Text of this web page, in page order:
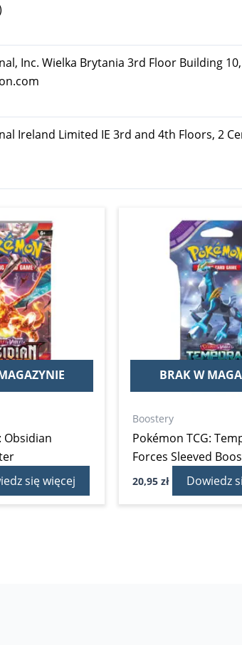
Inc. Wielka Brytania 3rd Floor Building 10,
Ireland Limited IE 3rd and 4th Floors, 2
Obsidian
się więcej
BRAK W
Boostery
Pokémon TCG:
Forces Sleeved
20,95zł Dowiedz